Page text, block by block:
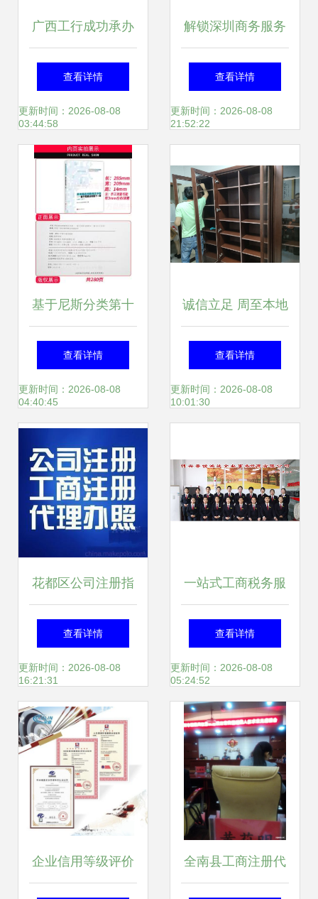
广西工行成功承办
金融服务科技创新
发展推进会 工商咨
询赋能区域创新生
态升级
查看详情
更新时间：2026-08-08
03:44:58
解锁深圳商务服务
新标杆 华智中天公
司注册全流程解析
服务
查看详情
更新时间：2026-08-08
21:52:22
基于尼斯分类第十
一版2018文本的类
似商品与服务区分
解析 以投资咨询服
务为焦点
查看详情
更新时间：2026-08-08
04:40:45
诚信立足 周至本地
搬家公司如何用诚
信服务赢得客户信
查看详情
更新时间：2026-08-08
10:01:30
花都区公司注册指
南 从花东物流到狮
岭皮革城的创业必
修课
查看详情
更新时间：2026-08-08
16:21:31
一站式工商税务服
务，助力企业轻松
起航
查看详情
更新时间：2026-08-08
05:24:52
企业信用等级评价 全南县工商注册代